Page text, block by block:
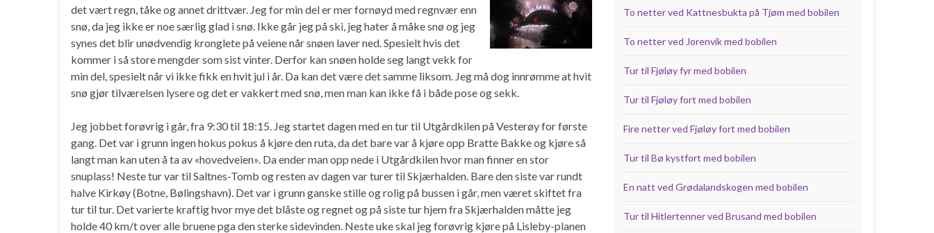
det vært regn, tåke og annet drittvær. Jeg for min del er mer fornøyd med regnvær enn
snø, da jeg ikke er noe særlig glad i snø. Ikke går jeg på ski, jeg hater å måke snø og jeg
synes det blir unødvendig kronglete på veiene når snøen laver ned. Spesielt hvis det
kommer i så store mengder som sist vinter. Derfor kan snøen holde seg langt vekk for
min del, spesielt når vi ikke fikk en hvit jul i år. Da kan det være det samme liksom. Jeg må dog innrømme at hvit
snø gjør tilværelsen lysere og det er vakkert med snø, men man kan ikke få i både pose og sekk.
Jeg jobbet forøvrig i går, fra 9:30 til 18:15. Jeg startet dagen med en tur til Utgårdkilen på Vesterøy for første
gang. Det var i grunn ingen hokus pokus å kjøre den ruta, da det bare var å kjøre opp Bratte Bakke og kjøre så
langt man kan uten å ta av «hovedveien». Da ender man opp nede i Utgårdkilen hvor man finner en stor
snuplass! Neste tur var til Saltnes-Tomb og resten av dagen var turer til Skjærhalden. Bare den siste var rundt
halve Kirkøy (Botne, Bølingshavn). Det var i grunn ganske stille og rolig på bussen i går, men været skiftet fra
tur til tur. Det varierte kraftig hvor mye det blåste og regnet og på siste tur hjem fra Skjærhalden måtte jeg
holde 40 km/t over alle bruene pga den sterke sidevinden. Neste uke skal jeg forøvrig kjøre på Lisleby-planen
To netter ved Kattnesbukta på Tjøm med bobilen
To netter ved Jorenvik med bobilen
Tur til Fjøløy fyr med bobilen
Tur til Fjøløy fort med bobilen
Fire netter ved Fjøløy fort med bobilen
Tur til Bø kystfort med bobilen
En natt ved Grødalandskogen med bobilen
Tur til Hitlertenner ved Brusand med bobilen